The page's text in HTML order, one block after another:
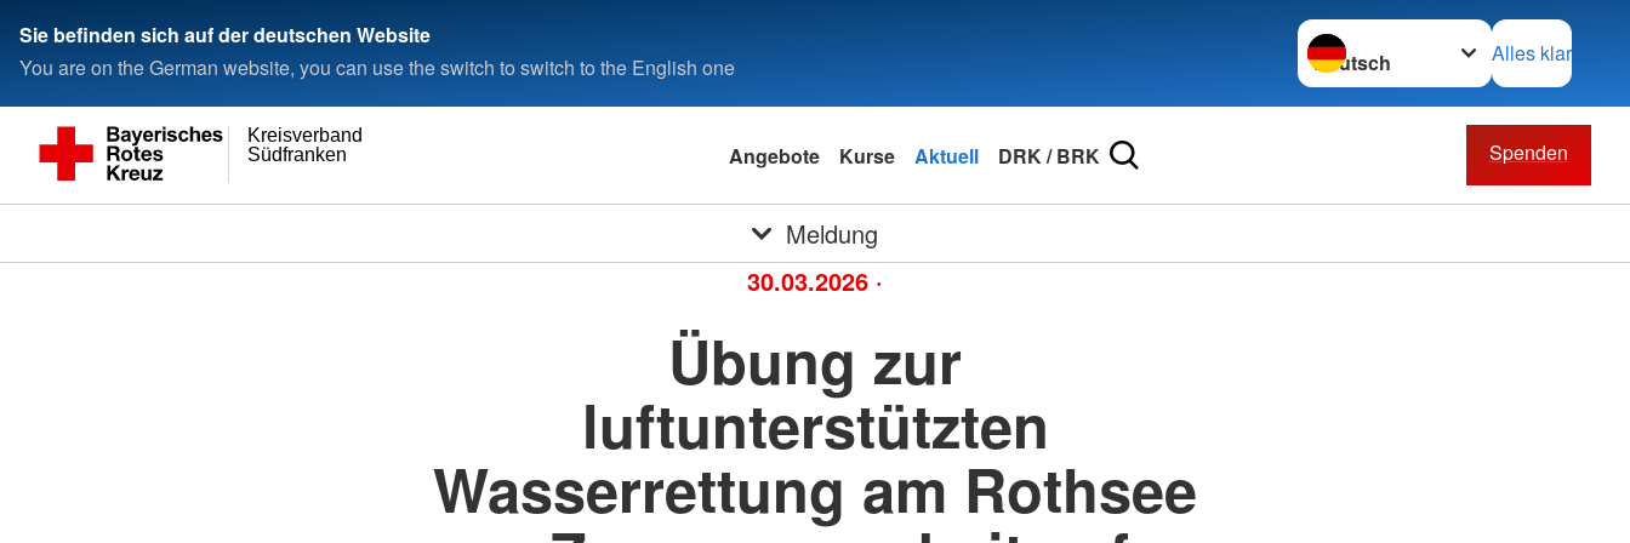
Sie befinden sich auf der deutschen Website
You are on the German website, you can use the switch to switch to the English one
Sprache wechseln zu
Alles klar
Südfranken
Kreisverband
Angebote Kurse Aktuell DRK / BRK Spenden
Meldung
30.03.2026 ·
Übung zur
luftunterstützten
Wasserrettung am Rothsee